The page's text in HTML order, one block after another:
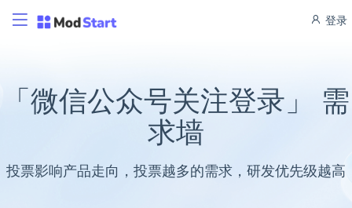
登录
「微信公众号关注登录」 需
求墙
投票影响产品走向，投票越多的需求，研发优先级越高